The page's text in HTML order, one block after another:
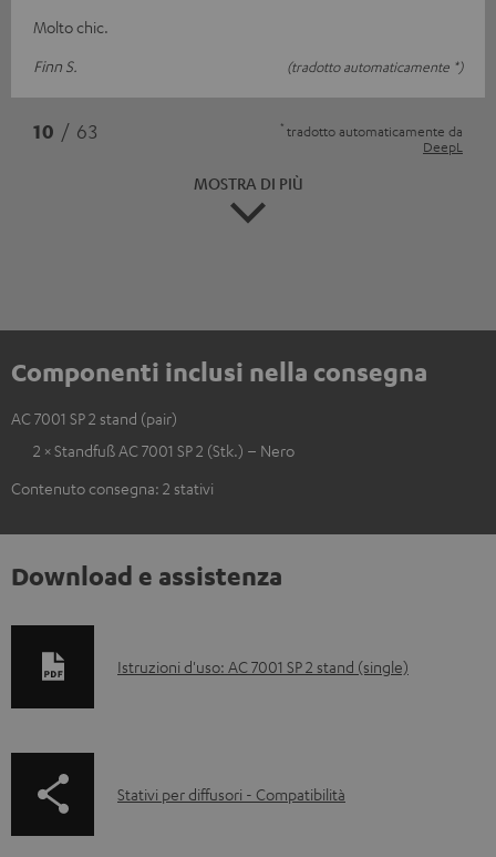
Molto chic.
Finn S.
(tradotto automaticamente *)
10 / 63 * tradotto automaticamente da
DeepL
MOSTRA DI PIÙ
Componenti inclusi nella consegna
AC 7001 SP 2 stand (pair)
2 × Standfuß AC 7001 SP 2 (Stk.) – Nero
Contenuto consegna: 2 stativi
Download e assistenza
D
m
Istruzioni d'uso: AC 7001 SP 2 stand (single)
p
Stativi per diffusori - Compatibilità